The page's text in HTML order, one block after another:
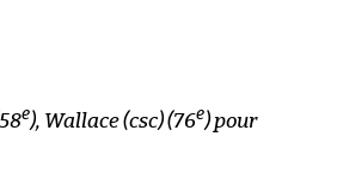
e), Wallace (csc) (76e) pour